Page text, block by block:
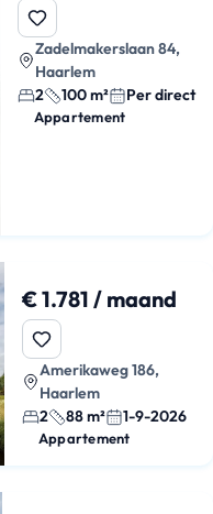
Zadelmakerslaan 84,
Haarlem
2
100 m² Per direct
Appartement
€ 1.781 / maand
Amerikaweg 186,
Haarlem
2
88 m² 1-9-2026
Appartement